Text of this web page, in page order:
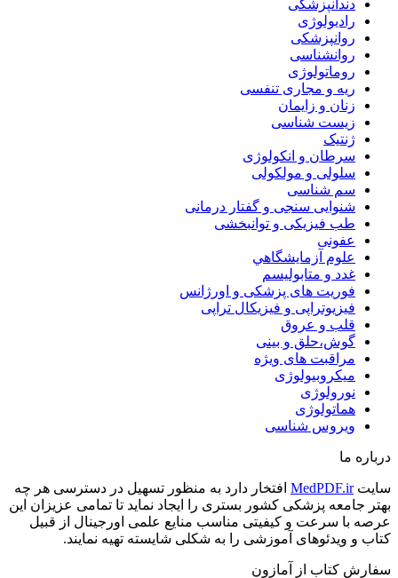
دندانپزشکی
رادیولوژی
روانپزشکی
روانشناسی
روماتولوژی
ریه و مجاری تنفسی
زنان و زایمان
زیست شناسی
ژنتیک
سرطان و انکولوژی
سلولی و مولکولی
سم شناسی
شنوایی سنجی و گفتار درمانی
طب فیزیکی و توانبخشی
عفونی
علوم آزمايشگاهي
غدد و متابولیسم
فوریت های پزشکی و اورژانس
فیزیوتراپی و فیزیکال تراپی
قلب و عروق
گوش،حلق و بینی
مراقبت های ویژه
میکروبیولوژی
نورولوژی
هماتولوژی
ویروس شناسی
درباره ما
سایتMedPDF.ir افتخار دارد به منظور تسهیل در دسترسی هر چه
بهتر جامعه پزشکی کشور بستری را ایجاد نماید تا تمامی عزیزان این
عرصه با سرعت و کیفیتی مناسب منایع علمی اورجینال از قبیل
کتاب و ویدئوهای آموزشی را به شکلی شایسته تهیه نمایند.
سفارش کتاب از آمازون